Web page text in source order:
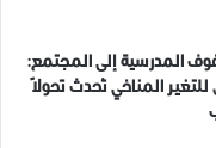
المدرسية إلى المجتمع:
للتغير المناخي تُحدث تحولاً